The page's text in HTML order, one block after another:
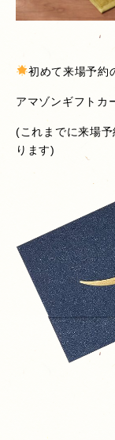
初めて来場予約
アマゾンギフトカ
(これまでに来場
ります)